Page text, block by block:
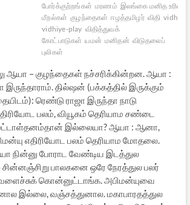
போர்க்குற்றங்கள் மரணம் இலங்கை மனித உரிமை
மீறல்கள் குழந்தைகள் ஈழத்தமிழர் விதி vidhiye-
vidhiye-play விதித்துவக்
கோட்பாடுகள் யமன் மனிதன் விடுதலைப்
புலிகள்
– குழந்தைகள் நச்சரிக்கின்றன. ஆயா :
இருந்தாராம். தில்ஷன் (பக்கத்தில் இருக்கும்
ரெண்டு ராஜா இருந்தா நாடு
பலம், வியூகம் தெரியாம சண்டை
இல்லையா? ஆயா : ஆனா,
எதிரியோட பலம் தெரியாம மோதலை.
நின்னு போராட வேண்டிய இடத்துல
சின்னஞ்சிறு பாலகனை ஒரே நேரத்துல பலர்
வளைச்சுக் கொன்னுட்டாங்க. அபிமன்யுவை
இல்லை, வஞ்சத்துனால. மகாபாரதத்துல